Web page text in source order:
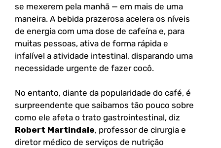
se mexerem pela manhã — em mais de uma
maneira. A bebida prazerosa acelera os níveis
de energia com uma dose de cafeína e, para
muitas pessoas, ativa de forma rápida e
infalível a atividade intestinal, disparando uma
necessidade urgente de fazer cocô.
No entanto, diante da popularidade do café, é
surpreendente que saibamos tão pouco sobre
como ele afeta o trato gastrointestinal, diz
Robert Martindale, professor de cirurgia e
diretor médico de serviços de nutrição